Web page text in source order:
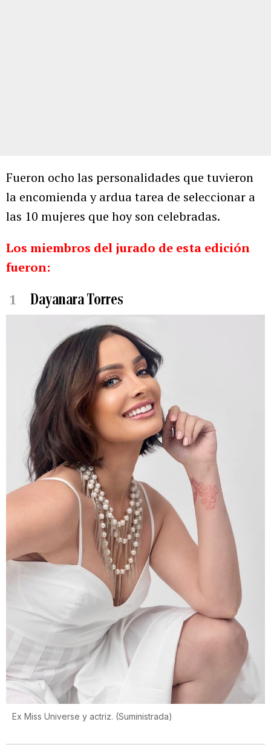
Fueron ocho las personalidades que tuvieron
la encomienda y ardua tarea de seleccionar a
las 10 mujeres que hoy son celebradas.
Los miembros del jurado de esta edición
fueron:
1 Dayanara Torres
Ex Miss Universe y actriz. (Suministrada)